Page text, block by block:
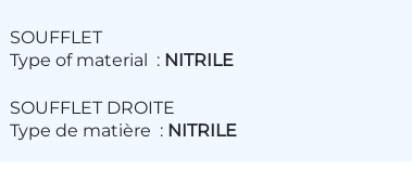
SOUFFLET
Type of material : NITRILE
SOUFFLET DROITE
Type de matière : NITRILE